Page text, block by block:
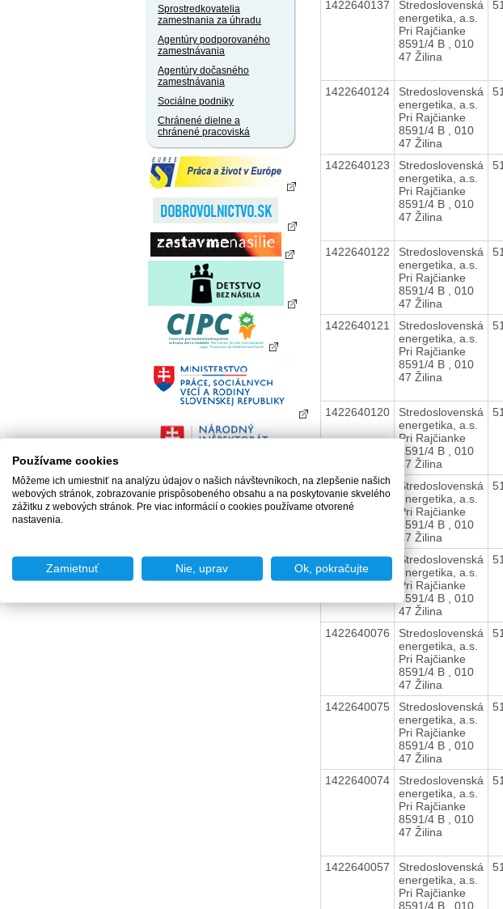
Sprostredkovatelia
zamestnania za úhradu
Agentúry podporovaného
zamestnávania
Agentúry dočasného
zamestnávania
Sociálne podniky
Chránené dielne a
chránené pracoviská
1422640137
Stredoslovenská
energetika, a.s.
Pri Rajčianke
8591/4 B , 010
47 Žilina
1422640124
Stredoslovenská
energetika, a.s.
Pri Rajčianke
8591/4 B , 010
47 Žilina
1422640123
Stredoslovenská
energetika, a.s.
Pri Rajčianke
8591/4 B , 010
47 Žilina
1422640122
Stredoslovenská
energetika, a.s.
Pri Rajčianke
8591/4 B , 010
47 Žilina
1422640121
Stredoslovenská
energetika, a.s.
Pri Rajčianke
8591/4 B , 010
47 Žilina
1422640120
Stredoslovenská
energetika, a.s.
Pri Rajčianke
8591/4 B , 010
47 Žilina
1422640078
Stredoslovenská
energetika, a.s.
Pri Rajčianke
8591/4 B , 010
47 Žilina
1422640077
Stredoslovenská
energetika, a.s.
Pri Rajčianke
8591/4 B , 010
47 Žilina
1422640076
Stredoslovenská
energetika, a.s.
Pri Rajčianke
8591/4 B , 010
47 Žilina
1422640075
Stredoslovenská
energetika, a.s.
Pri Rajčianke
8591/4 B , 010
47 Žilina
1422640074
Stredoslovenská
energetika, a.s.
Pri Rajčianke
8591/4 B , 010
47 Žilina
1422640057
Stredoslovenská
energetika, a.s.
Pri Rajčianke
8591/4 B , 010
Používame cookies
Môžeme ich umiestniť na analýzu údajov o našich návštevníkoch, na zlepšenie našich
webových stránok, zobrazovanie prispôsobeného obsahu a na poskytovanie skvelého
zážitku z webových stránok. Pre viac informácií o cookies používame otvorené
nastavenia.
Zamietnuť Nie, uprav Ok, pokračujte